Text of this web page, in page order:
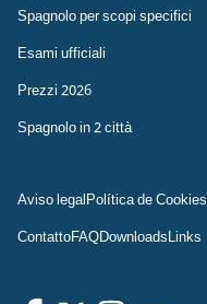
Spagnolo per scopi specifici
Esami ufficiali
Prezzi 2026
Spagnolo in 2 città
Aviso legalPolítica de Cookies
ContattoFAQDownloadsLinks